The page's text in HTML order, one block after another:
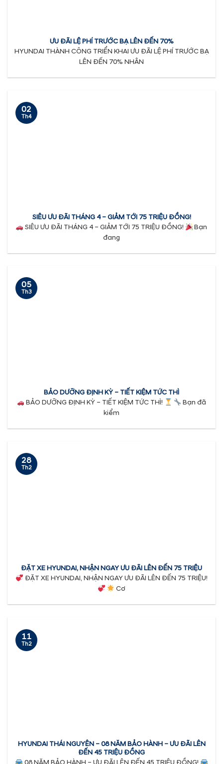
ƯU ĐÃI LỆ PHÍ TRƯỚC BẠ LÊN ĐẾN 70%
HYUNDAI THÀNH CÔNG TRIỂN KHAI ƯU ĐÃI LỆ PHÍ TRƯỚC BẠ
LÊN ĐẾN 70% NHÂN
SIÊU ƯU ĐÃI THÁNG 4 – GIẢM TỚI 75 TRIỆU ĐỒNG!
SIÊU ƯU ĐÃI THÁNG 4 – GIẢM TỚI 75 TRIỆU ĐỒNG!
Bạn
đang
02
Th4
BẢO DƯỠNG ĐỊNH KỲ – TIẾT KIỆM TỨC THÌ
BẢO DƯỠNG ĐỊNH KỲ – TIẾT KIỆM TỨC THÌ!
Bạn đã
kiểm
05
Th3
ĐẶT XE HYUNDAI, NHẬN NGAY ƯU ĐÃI LÊN ĐẾN 75 TRIỆU
ĐẶT XE HYUNDAI, NHẬN NGAY ƯU ĐÃI LÊN ĐẾN 75 TRIỆU!
Cơ
28
Th2
HYUNDAI THÁI NGUYÊN – 08 NĂM BẢO HÀNH – ƯU ĐÃI LÊN
ĐẾN 45 TRIỆU ĐỒNG
11
Th2